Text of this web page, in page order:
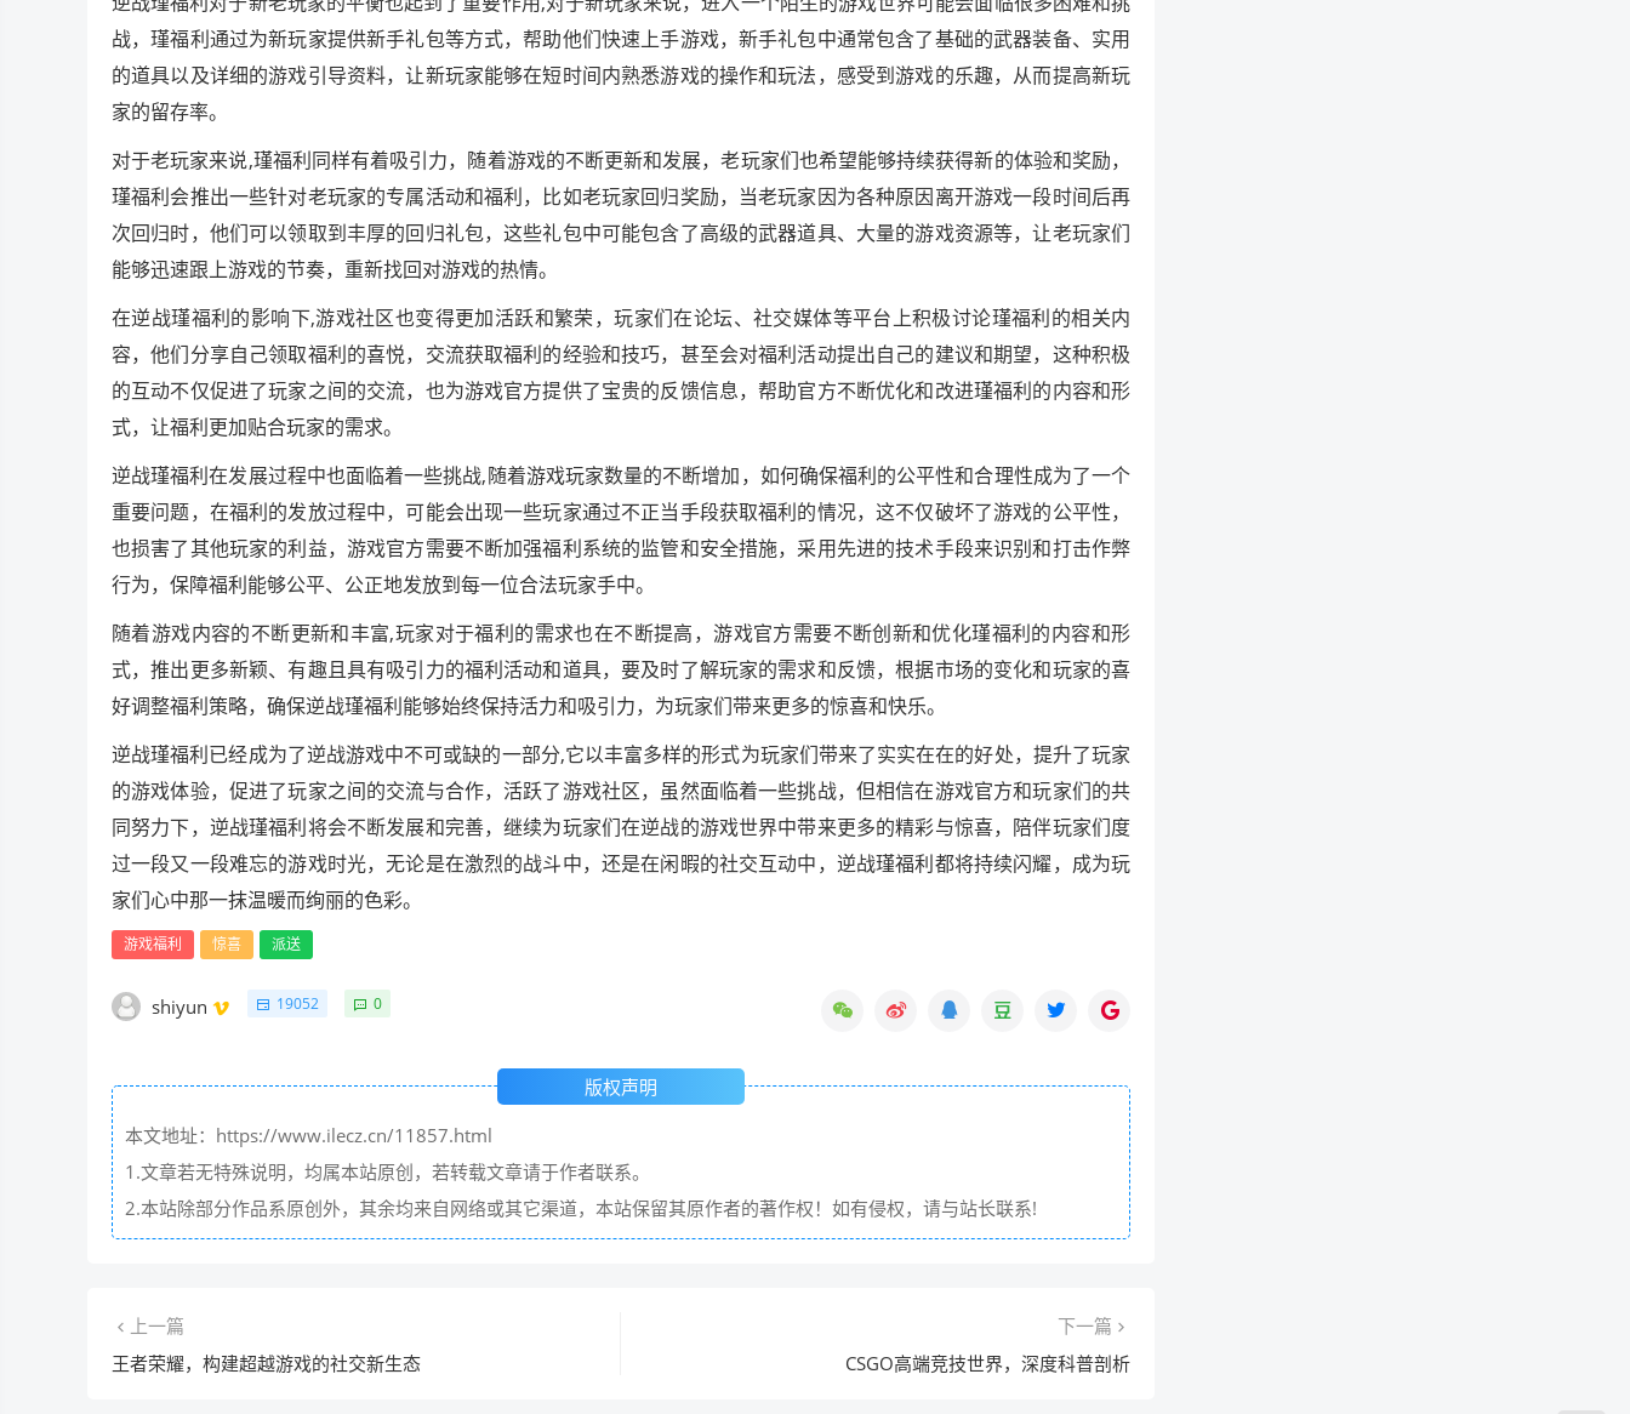
战，瑾福利通过为新玩家提供新手礼包等方式，帮助他们快速上手游戏，新手礼包中通常包含了基础的武器装备、实用
的道具以及详细的游戏引导资料，让新玩家能够在短时间内熟悉游戏的操作和玩法，感受到游戏的乐趣，从而提高新玩
家的留存率。
对于老玩家来说,瑾福利同样有着吸引力，随着游戏的不断更新和发展，老玩家们也希望能够持续获得新的体验和奖励，
瑾福利会推出一些针对老玩家的专属活动和福利，比如老玩家回归奖励，当老玩家因为各种原因离开游戏一段时间后再
次回归时，他们可以领取到丰厚的回归礼包，这些礼包中可能包含了高级的武器道具、大量的游戏资源等，让老玩家们
能够迅速跟上游戏的节奏，重新找回对游戏的热情。
在逆战瑾福利的影响下,游戏社区也变得更加活跃和繁荣，玩家们在论坛、社交媒体等平台上积极讨论瑾福利的相关内
容，他们分享自己领取福利的喜悦，交流获取福利的经验和技巧，甚至会对福利活动提出自己的建议和期望，这种积极
的互动不仅促进了玩家之间的交流，也为游戏官方提供了宝贵的反馈信息，帮助官方不断优化和改进瑾福利的内容和形
式，让福利更加贴合玩家的需求。
逆战瑾福利在发展过程中也面临着一些挑战,随着游戏玩家数量的不断增加，如何确保福利的公平性和合理性成为了一个
重要问题，在福利的发放过程中，可能会出现一些玩家通过不正当手段获取福利的情况，这不仅破坏了游戏的公平性，
也损害了其他玩家的利益，游戏官方需要不断加强福利系统的监管和安全措施，采用先进的技术手段来识别和打击作弊
行为，保障福利能够公平、公正地发放到每一位合法玩家手中。
随着游戏内容的不断更新和丰富,玩家对于福利的需求也在不断提高，游戏官方需要不断创新和优化瑾福利的内容和形
式，推出更多新颖、有趣且具有吸引力的福利活动和道具，要及时了解玩家的需求和反馈，根据市场的变化和玩家的喜
好调整福利策略，确保逆战瑾福利能够始终保持活力和吸引力，为玩家们带来更多的惊喜和快乐。
逆战瑾福利已经成为了逆战游戏中不可或缺的一部分,它以丰富多样的形式为玩家们带来了实实在在的好处，提升了玩家
的游戏体验，促进了玩家之间的交流与合作，活跃了游戏社区，虽然面临着一些挑战，但相信在游戏官方和玩家们的共
同努力下，逆战瑾福利将会不断发展和完善，继续为玩家们在逆战的游戏世界中带来更多的精彩与惊喜，陪伴玩家们度
过一段又一段难忘的游戏时光，无论是在激烈的战斗中，还是在闲暇的社交互动中，逆战瑾福利都将持续闪耀，成为玩
家们心中那一抹温暖而绚丽的色彩。
游戏福利 惊喜 派送
shiyun 19052 0
版权声明
本文地址：https://www.ilecz.cn/11857.html
1.文章若无特殊说明，均属本站原创，若转载文章请于作者联系。
2.本站除部分作品系原创外，其余均来自网络或其它渠道，本站保留其原作者的著作权！如有侵权，请与站长联系!
上一篇
王者荣耀，构建超越游戏的社交新生态
下一篇
CSGO高端竞技世界，深度科普剖析